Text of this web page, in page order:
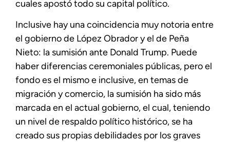
cuales apostó todo su capital político.
Inclusive hay una coincidencia muy notoria entre
el gobierno de López Obrador y el de Peña
Nieto: la sumisión ante Donald Trump. Puede
haber diferencias ceremoniales públicas, pero el
fondo es el mismo e inclusive, en temas de
migración y comercio, la sumisión ha sido más
marcada en el actual gobierno, el cual, teniendo
un nivel de respaldo político histórico, se ha
creado sus propias debilidades por los graves